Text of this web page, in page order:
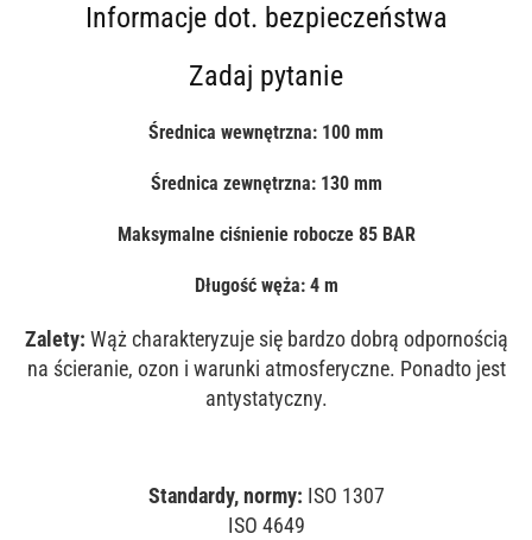
Informacje dot. bezpieczeństwa
Zadaj pytanie
Średnica wewnętrzna: 100 mm
Średnica zewnętrzna: 130 mm
Maksymalne ciśnienie robocze 85 BAR
Długość węża: 4 m
Zalety: Wąż charakteryzuje się bardzo dobrą odpornością
na ścieranie, ozon i warunki atmosferyczne. Ponadto jest
antystatyczny.
Standardy, normy: ISO 1307
ISO 4649